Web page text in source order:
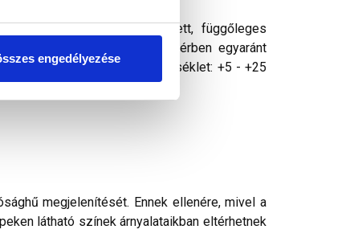
engedélyezése
feletti, vízszigeteléssel védett, függőleges
bel- és kültérben egyaránt
kezelni. Felhasználási hőmérséklet: +5 - +25
nem érheti.
megjelenítését. Ennek ellenére, mivel a
látható színek árnyalataikban eltérhetnek